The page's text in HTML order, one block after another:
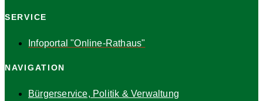
SERVICE
Infoportal "Online-Rathaus"
NAVIGATION
Bürgerservice, Politik & Verwaltung